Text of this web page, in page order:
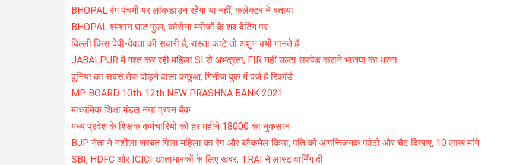
BHOPAL रंग पंचमी पर लॉकडाउन रहेगा या नहीं, कलेक्टर ने बताया
BHOPAL श्मशान घाट फुल, कोरोना मरीजों के शव वेटिंग पर
बिल्ली किस देवी-देवता की सवारी है, रास्ता काटे तो अशुभ क्यों मानते हैं
JABALPUR में गश्त कर रही महिला SI से अभद्रता, FIR नहीं उल्टा सस्पेंड कराने भाजपा का धरना
दुनिया का सबसे तेज दौड़ने वाला कछुआ, गिनीज बुक में दर्ज है रिकॉर्ड
MP BOARD 10th-12th NEW PRASHNA BANK 2021
माध्यमिक शिक्षा मंडल नया प्रश्न बैंक
मध्य प्रदेश के शिक्षक कर्मचारियों को हर महीने 18000 का नुकसान
BJP नेता ने नशीला शरबत पिला महिला का रेप और ब्लैकमेल किया, पति को आपत्तिजनक फोटो और चैट दिखाए, 10 लाख मांगे
SBI, HDFC और ICICI खाताधारकों के लिए खबर, TRAI ने लास्ट वार्निंग दी